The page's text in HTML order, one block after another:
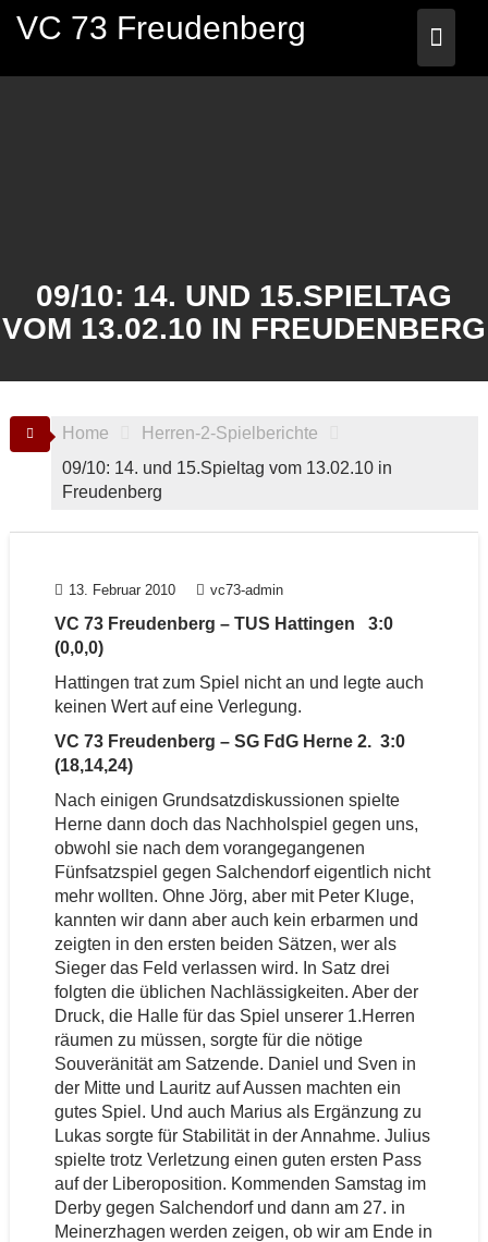
VC 73 Freudenberg
09/10: 14. UND 15.SPIELTAG
VOM 13.02.10 IN FREUDENBERG
Home
Herren-2-Spielberichte
09/10: 14. und 15.Spieltag vom 13.02.10 in
Freudenberg
13. Februar 2010 vc73-admin
VC 73 Freudenberg – TUS Hattingen 3:0
(0,0,0)
Hattingen trat zum Spiel nicht an und legte auch
keinen Wert auf eine Verlegung.
VC 73 Freudenberg – SG FdG Herne 2. 3:0
(18,14,24)
Nach einigen Grundsatzdiskussionen spielte
Herne dann doch das Nachholspiel gegen uns,
obwohl sie nach dem vorangegangenen
Fünfsatzspiel gegen Salchendorf eigentlich nicht
mehr wollten. Ohne Jörg, aber mit Peter Kluge,
kannten wir dann aber auch kein erbarmen und
zeigten in den ersten beiden Sätzen, wer als
Sieger das Feld verlassen wird. In Satz drei
folgten die üblichen Nachlässigkeiten. Aber der
Druck, die Halle für das Spiel unserer 1.Herren
räumen zu müssen, sorgte für die nötige
Souveränität am Satzende. Daniel und Sven in
der Mitte und Lauritz auf Aussen machten ein
gutes Spiel. Und auch Marius als Ergänzung zu
Lukas sorgte für Stabilität in der Annahme. Julius
spielte trotz Verletzung einen guten ersten Pass
auf der Liberoposition. Kommenden Samstag im
Derby gegen Salchendorf und dann am 27. in
Meinerzhagen werden zeigen, ob wir am Ende in